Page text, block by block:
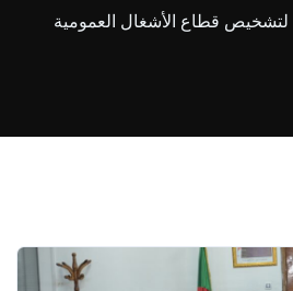
قطاع الأشغال العمومية